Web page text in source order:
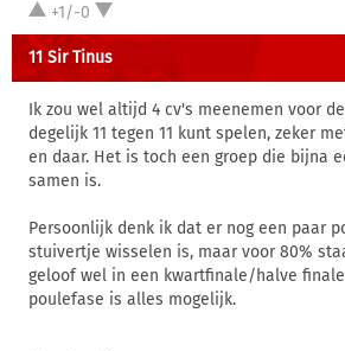
+1/-0
11 Sir Tinus
Ik zou wel altijd 4 cv's meenemen voor
degelijk 11 tegen 11 kunt spelen, zeker
en daar. Het is toch een groep die bijna
samen is.
Persoonlijk denk ik dat er nog een paar
stuivertje wisselen is, maar voor 80%
geloof wel in een kwartfinale/halve
poulefase is alles mogelijk.